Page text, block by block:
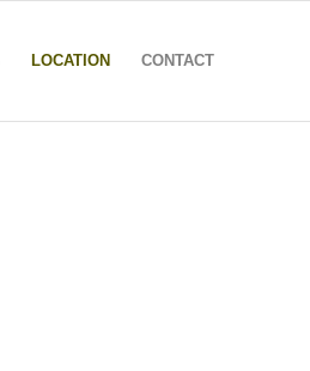
LOCATION CONTACT